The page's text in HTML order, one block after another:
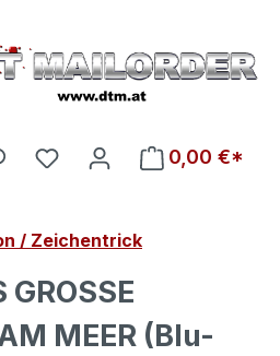
Du hast 0 Produkte auf
0,00 €*
/ Zeichentrick
GROSSE
MEER (Blu-